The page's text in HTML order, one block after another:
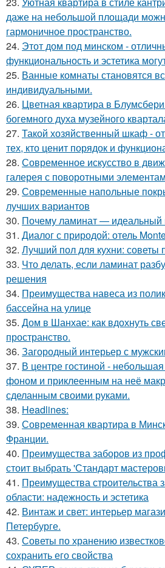
даже на небольшой площади
гармоничное пространство.
24. Этот дом под минском -
функциональность и эстетика
25. Ванные комнаты становятся
индивидуальными.
26. Цветная квартира в
богемного духа музейного
27. Такой хозяйственный шкаф -
тех, кто ценит порядок и
28. Современное искусство в
галерея с поворотными
29. Современные напольные
лучших вариантов
30. Почему ламинат — идеальный
31. Диалог с природой: отель
32. Лучший пол для кухни: советы
33. Что делать, если ламинат
решения
34. Преимущества навеса из
бассейна на улице
35. Дом в Шанхае: как вдохнуть
пространство.
36. Загородный интерьер с
37. В центре гостиной -
фоном и приклеенным на неё
сделанным своими руками.
38. Headlines:
39. Современная квартира в
Франции.
40. Преимущества заборов из
стоит выбрать 'Стандарт
41. Преимущества строительства
области: надежность и эстетика
42. Винтаж и свет: интерьер
Петербурге.
43. Советы по хранению
сохранить его свойства